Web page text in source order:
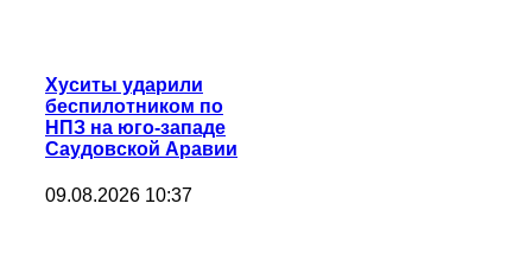
Хуситы ударили
беспилотником по
НПЗ на юго-западе
Саудовской Аравии
09.08.2026 10:37